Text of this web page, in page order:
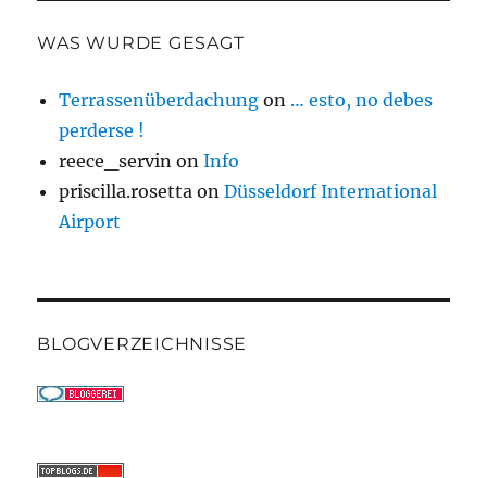
WAS WURDE GESAGT
Terrassenüberdachung on … esto, no debes
perderse !
reece_servin onInfo
priscilla.rosetta onDüsseldorf International
Airport
BLOGVERZEICHNISSE